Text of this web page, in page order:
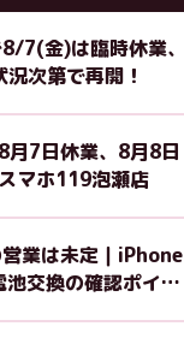
7(金)は臨時休業、
次第で再開！
月7日休業、8月8日
マホ119泡瀬店
業は未定｜iPhone
交換の確認ポイン